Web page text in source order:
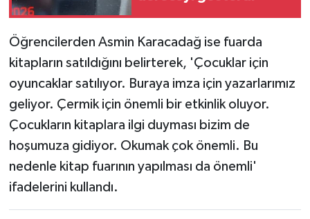
Öğrencilerden Asmin Karacadağ ise fuarda
kitapların satıldığını belirterek, 'Çocuklar için
oyuncaklar satılıyor. Buraya imza için yazarlarımız
geliyor. Çermik için önemli bir etkinlik oluyor.
Çocukların kitaplara ilgi duyması bizim de
hoşumuza gidiyor. Okumak çok önemli. Bu
nedenle kitap fuarının yapılması da önemli'
ifadelerini kullandı.